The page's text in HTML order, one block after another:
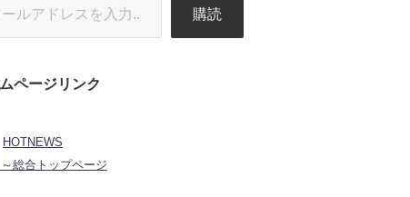
購読
ページリンク
HOTNEWS
トップページ